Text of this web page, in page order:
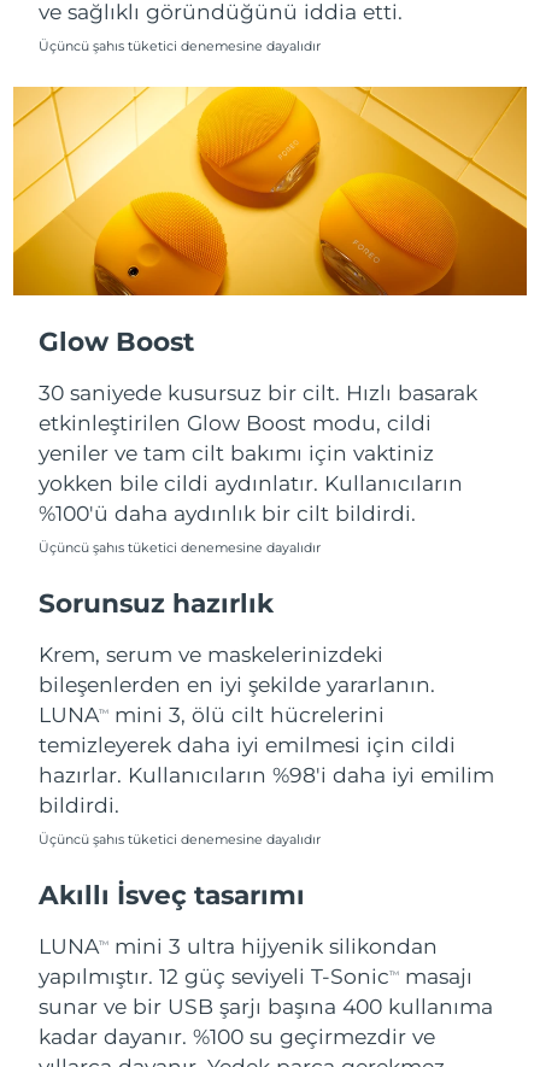
ve sağlıklı göründüğünü iddia etti.
Üçüncü şahıs tüketici denemesine dayalıdır
Glow Boost
30 saniyede kusursuz bir cilt. Hızlı basarak
etkinleştirilen Glow Boost modu, cildi
yeniler ve tam cilt bakımı için vaktiniz
yokken bile cildi aydınlatır. Kullanıcıların
%100'ü daha aydınlık bir cilt bildirdi.
Üçüncü şahıs tüketici denemesine dayalıdır
Sorunsuz hazırlık
Krem, serum ve maskelerinizdeki
bileşenlerden en iyi şekilde yararlanın.
LUNATM
mini 3, ölü cilt hücrelerini
temizleyerek daha iyi emilmesi için cildi
hazırlar. Kullanıcıların %98'i daha iyi emilim
bildirdi.
Üçüncü şahıs tüketici denemesine dayalıdır
Akıllı İsveç tasarımı
LUNATM
mini 3 ultra hijyenik silikondan
yapılmıştır. 12 güç seviyeli T-SonicTM
masajı
sunar ve bir USB şarjı başına 400 kullanıma
kadar dayanır. %100 su geçirmezdir ve
Slovakya Tahmini teslim tarihi
Slovenya Tahmini teslim tarihi
Güney Afrika Tahmini teslim tarihi 8/16/26
Güney Kore Tahmini teslim tarihi8/10/26
İspanya Tahmini teslim tarihi8/8/26
İsveç
İsviçre Tahmini teslim tarihi8/8/26
Tayvan Tahmini teslim tarihi
Tayland Tahmini teslim tarihi
Türkiye
Birleşik Arap
Emirlikleri
Birleşik Krallık Tahmini teslim tarihi
Amerika Birleşik
Devletleri
Tahmini teslim tarihi8/9/26
Özbekistan Tahmini teslim tarihi
Vietnam Tahmini teslim tarihi